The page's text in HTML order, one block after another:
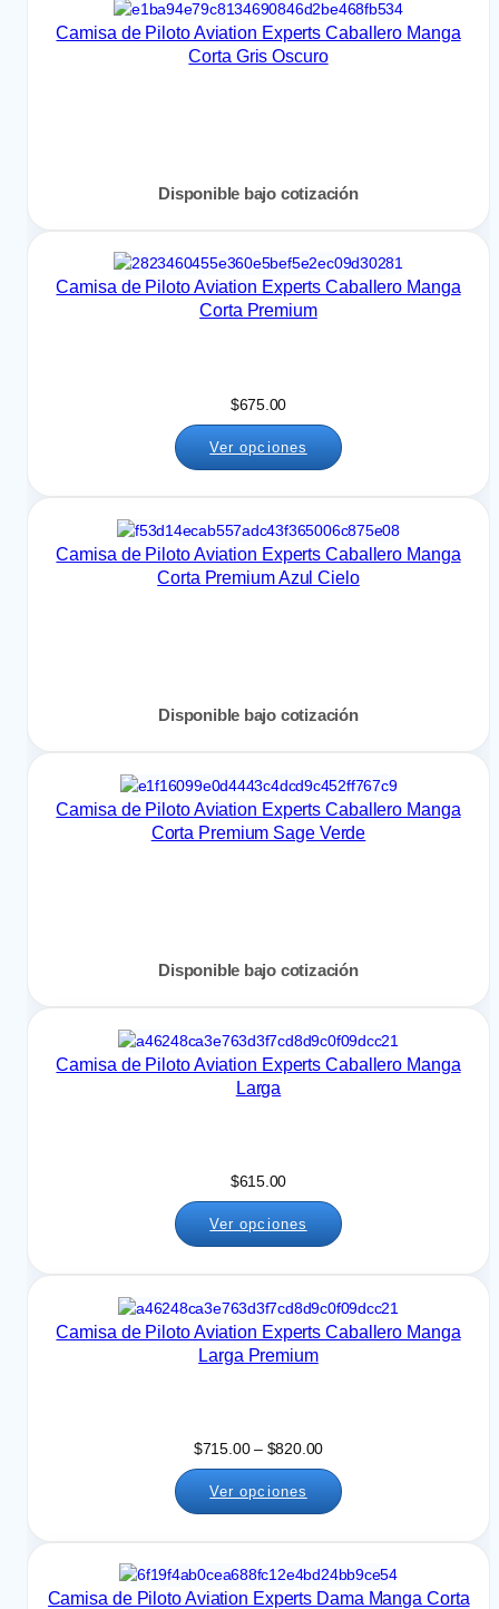
Camisa de Piloto Aviation Experts Caballero Manga
Corta Gris Oscuro
Disponible bajo cotización
Camisa de Piloto Aviation Experts Caballero Manga
Corta Premium
$675.00
Ver opciones
Camisa de Piloto Aviation Experts Caballero Manga
Corta Premium Azul Cielo
Disponible bajo cotización
Camisa de Piloto Aviation Experts Caballero Manga
Corta Premium Sage Verde
Disponible bajo cotización
Camisa de Piloto Aviation Experts Caballero Manga
Larga
$615.00
Ver opciones
Camisa de Piloto Aviation Experts Caballero Manga
Larga Premium
$715.00 – $820.00R
a
g
e
Ver opciones
Camisa de Piloto Aviation Experts Dama Manga Corta